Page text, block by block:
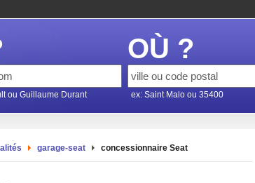
ou Guillaume Durant
OÙ ?
ex: Saint Malo ou 35400
garage-seat concessionnaire Seat